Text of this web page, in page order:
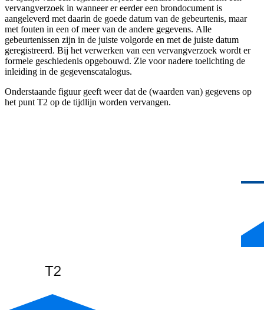
vervangverzoek in wanneer er eerder een brondocument is
aangeleverd met daarin de goede datum van de gebeurtenis, maar
met fouten in een of meer van de andere gegevens. Alle
gebeurtenissen zijn in de juiste volgorde en met de juiste datum
geregistreerd. Bij het verwerken van een vervangverzoek wordt er
formele geschiedenis opgebouwd. Zie voor nadere toelichting de
inleiding in de gegevenscatalogus.
Onderstaande figuur geeft weer dat de (waarden van) gegevens op
het punt T2 op de tijdlijn worden vervangen.